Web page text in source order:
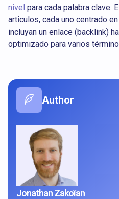
nivel para cada palabra clave.
artículos, cada uno centrado
incluyan un enlace (backlink)
optimizado para varios
Author
Jonathan Zakoïan